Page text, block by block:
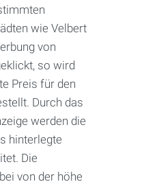
wie Velbert
von
so wird
Preis für den
Durch das
werden die
hinterlegte
Die
von der höhe